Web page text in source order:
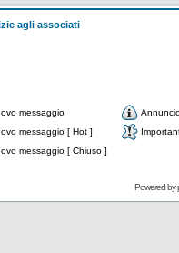
agli associati
messaggio
messaggio [ Hot ]
messaggio [ Chiuso ]
Powered by